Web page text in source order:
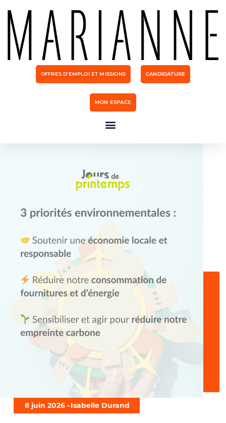
OFFRES D'EMPLOI ET MISSIONS CANDIDATURE
MON ESPACE
8 juin 2026 -Isabelle Durand